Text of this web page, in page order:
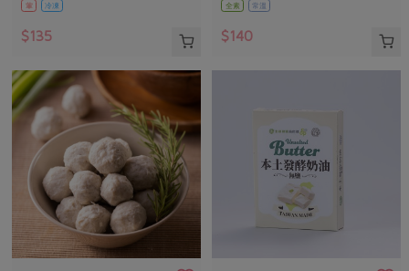
素食專區
樂齡友善
高麗菜海鮮煎餅
地區活動
活動報下載
葷 冷凍
$135
全素 常溫
$140